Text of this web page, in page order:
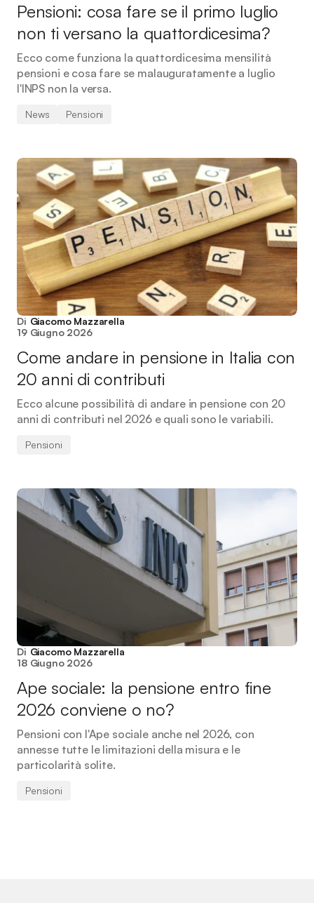
Pensioni: cosa fare se il primo luglio
non ti versano la quattordicesima?
Ecco come funziona la quattordicesima mensilità
pensioni e cosa fare se malauguratamente a luglio
l'INPS non la versa.
News Pensioni
Di Giacomo Mazzarella
19 Giugno 2026
Come andare in pensione in Italia con
20 anni di contributi
Ecco alcune possibilità di andare in pensione con 20
anni di contributi nel 2026 e quali sono le variabili.
Pensioni
Di Giacomo Mazzarella
18 Giugno 2026
Ape sociale: la pensione entro fine
2026 conviene o no?
Pensioni con l'Ape sociale anche nel 2026, con
annesse tutte le limitazioni della misura e le
particolarità solite.
Pensioni